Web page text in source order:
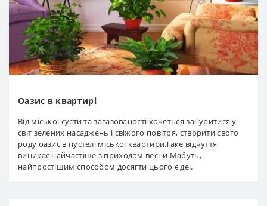
Оазис в квартирі
Від міської суєти та загазованості хочеться зануритися у
світ зелених насаджень і свіжого повітря, створити свого
роду оазис в пустелі міської квартири.Таке відчуття
виникає найчастіше з приходом весни.Мабуть,
найпростішим способом досягти цього є де..